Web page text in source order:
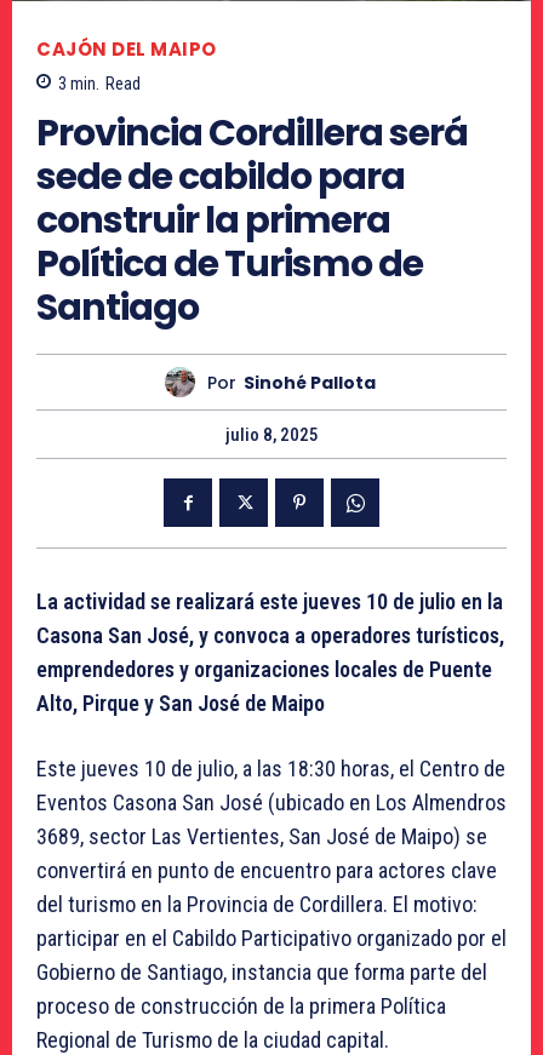
CAJÓN DEL MAIPO
3 min. Read
Provincia Cordillera será
sede de cabildo para
construir la primera
Política de Turismo de
Santiago
Por Sinohé Pallota
julio 8, 2025
La actividad se realizará este jueves 10 de julio en la
Casona San José, y convoca a operadores turísticos,
emprendedores y organizaciones locales de Puente
Alto, Pirque y San José de Maipo
Este jueves 10 de julio, a las 18:30 horas, el Centro de
Eventos Casona San José (ubicado en Los Almendros
3689, sector Las Vertientes, San José de Maipo) se
convertirá en punto de encuentro para actores clave
del turismo en la Provincia de Cordillera. El motivo:
participar en el Cabildo Participativo organizado por el
Gobierno de Santiago, instancia que forma parte del
proceso de construcción de la primera Política
Regional de Turismo de la ciudad capital.